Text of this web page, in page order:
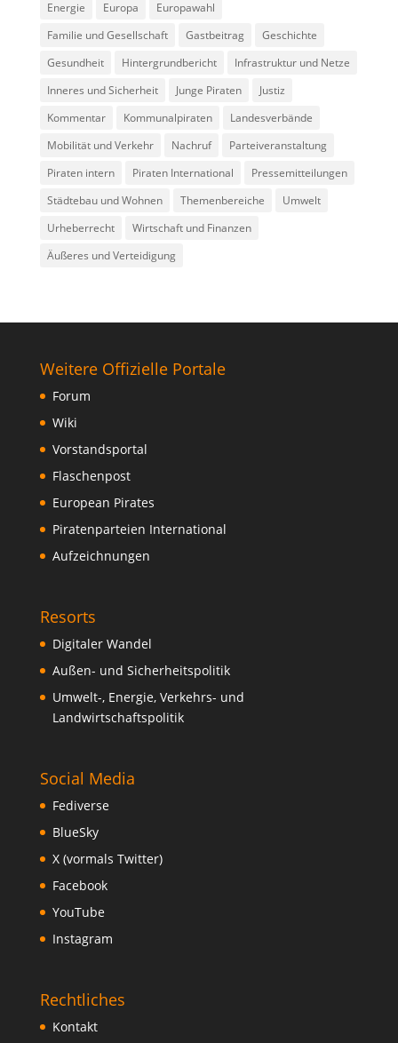
Energie
Europa
Europawahl
Familie und Gesellschaft
Gastbeitrag
Geschichte
Gesundheit
Hintergrundbericht
Infrastruktur und Netze
Inneres und Sicherheit
Junge Piraten
Justiz
Kommentar
Kommunalpiraten
Landesverbände
Mobilität und Verkehr
Nachruf
Parteiveranstaltung
Piraten intern
Piraten International
Pressemitteilungen
Städtebau und Wohnen
Themenbereiche
Umwelt
Urheberrecht
Wirtschaft und Finanzen
Äußeres und Verteidigung
Weitere Offizielle Portale
Forum
Wiki
Vorstandsportal
Flaschenpost
European Pirates
Piratenparteien International
Aufzeichnungen
Resorts
Digitaler Wandel
Außen- und Sicherheitspolitik
Umwelt-, Energie, Verkehrs- und
Landwirtschaftspolitik
Social Media
Fediverse
BlueSky
X (vormals Twitter)
Facebook
YouTube
Instagram
Rechtliches
Kontakt